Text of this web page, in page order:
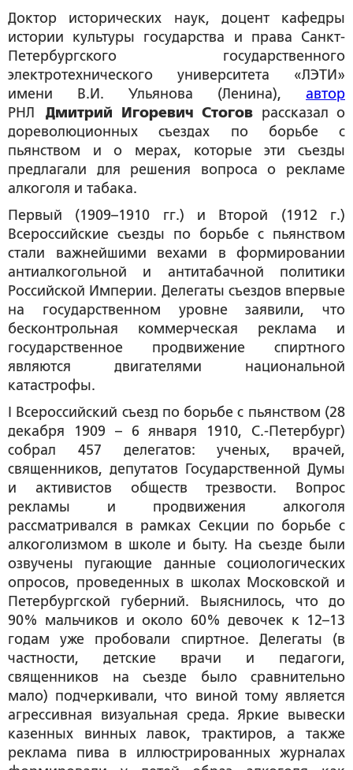
Доктор исторических наук, доцент кафедры
истории культуры государства и права Санкт-
Петербургского государственного
электротехнического университета «ЛЭТИ»
имени В.И. Ульянова (Ленина), автор
РНЛ Дмитрий Игоревич Стогов рассказал о
дореволюционных съездах по борьбе с
пьянством и о мерах, которые эти съезды
предлагали для решения вопроса о рекламе
алкоголя и табака.
Первый (1909–1910 гг.) и Второй (1912 г.)
Всероссийские съезды по борьбе с пьянством
стали важнейшими вехами в формировании
антиалкогольной и антитабачной политики
Российской Империи. Делегаты съездов впервые
на государственном уровне заявили, что
бесконтрольная коммерческая реклама и
государственное продвижение спиртного
являются двигателями национальной
катастрофы.
I Всероссийский съезд по борьбе с пьянством (28
декабря 1909 – 6 января 1910, С.-Петербург)
собрал 457 делегатов: ученых, врачей,
священников, депутатов Государственной Думы
и активистов обществ трезвости. Вопрос
рекламы и продвижения алкоголя
рассматривался в рамках Секции по борьбе с
алкоголизмом в школе и быту. На съезде были
озвучены пугающие данные социологических
опросов, проведенных в школах Московской и
Петербургской губерний. Выяснилось, что до
90% мальчиков и около 60% девочек к 12–13
годам уже пробовали спиртное. Делегаты (в
частности, детские врачи и педагоги,
священников на съезде было сравнительно
мало) подчеркивали, что виной тому является
агрессивная визуальная среда. Яркие вывески
казенных винных лавок, трактиров, а также
реклама пива в иллюстрированных журналах